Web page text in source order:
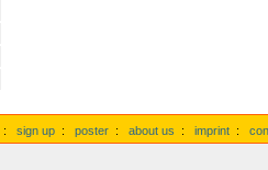
: sign up : poster : about us : imprint :